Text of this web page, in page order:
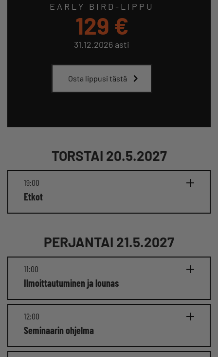
EARLY BIRD-LIPPU
129 €
31.12.2026 asti
Osta lippusi tästä
TORSTAI 20.5.2027
19:00
Etkot
PERJANTAI 21.5.2027
11:00
Ilmoittautuminen ja lounas
12:00
Seminaarin ohjelma